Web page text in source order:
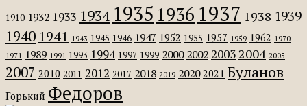
1910 1932 1933 1934 1935 1936 1937 1938 1939
1940 1941 1943 1945 1946 1947 1952 1955 1957 1959 1962 1970
1971 1989 1991 1993 1994 1997 1999 2000 2002 20032004 2005
2007 2010 2011 2012 2017 2018 2019 2020 2021 Буланов
Горький Федоров